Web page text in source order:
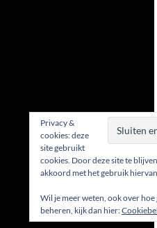
Privacy &
cookies: deze
site gebruikt
cookies. Door deze site te
akkoord met het gebruik
Wil je meer weten, ook over
beheren, kijk dan hier: